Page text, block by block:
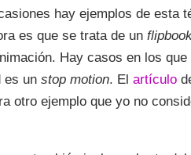
hay ejemplos de esta
es que se trata de un
Hay casos en los que
es un stop motion. El artículo
otro ejemplo que yo no